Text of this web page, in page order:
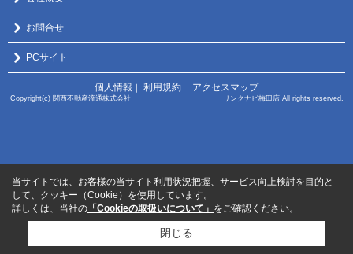
お問合せ
PCサイト
個人情報 利用規約 アクセスマップ
Copyright(c) 関西不動産流通株式会社 リンクナビ梅田店 All rights reserved.
当サイトでは、お客様の当サイト利用状況把握、サービス向上検討を目的と
して、クッキー（Cookie）を使用しています。
詳しくは、当社の 「Cookieの取扱いについて」 をご確認ください。
閉じる